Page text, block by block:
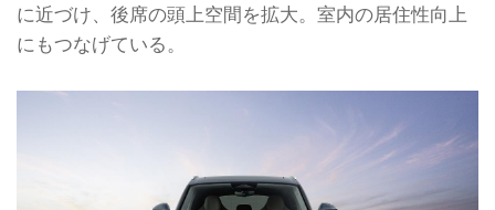
に近づけ、後席の頭上空間を拡大。室内の居住性向上
にもつなげている。